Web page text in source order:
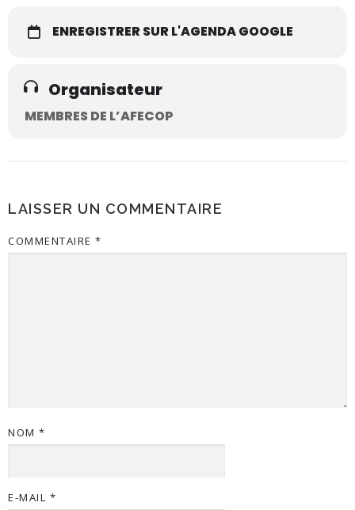
ENREGISTRER SUR L'AGENDA GOOGLE
Organisateur
MEMBRES DE L’AFECOP
LAISSER UN COMMENTAIRE
COMMENTAIRE *
NOM *
E-MAIL *